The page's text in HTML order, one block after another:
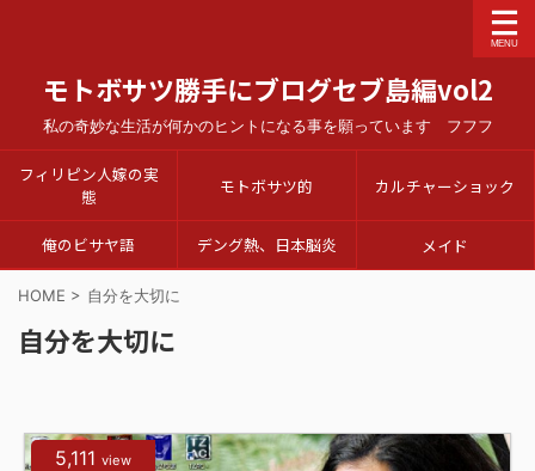
モトボサツ勝手にブログセブ島編vol2
私の奇妙な生活が何かのヒントになる事を願っています フフフ
フィリピン人嫁の実
態
モトボサツ的 カルチャーショック
俺のビサヤ語 デング熱、日本脳炎 メイド
HOME > 自分を大切に
自分を大切に
5,111 view